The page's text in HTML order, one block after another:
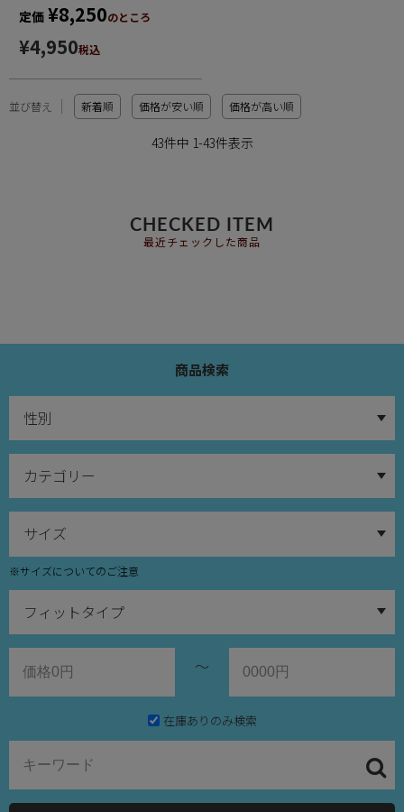
定価 ¥8,250のところ
¥4,950税込
並び替え 新着順 価格が安い順 価格が高い順
43件中 1-43件表示
CHECKED ITEM
最近チェックした商品
商品検索
※サイズについてのご注意
～
在庫ありのみ検索